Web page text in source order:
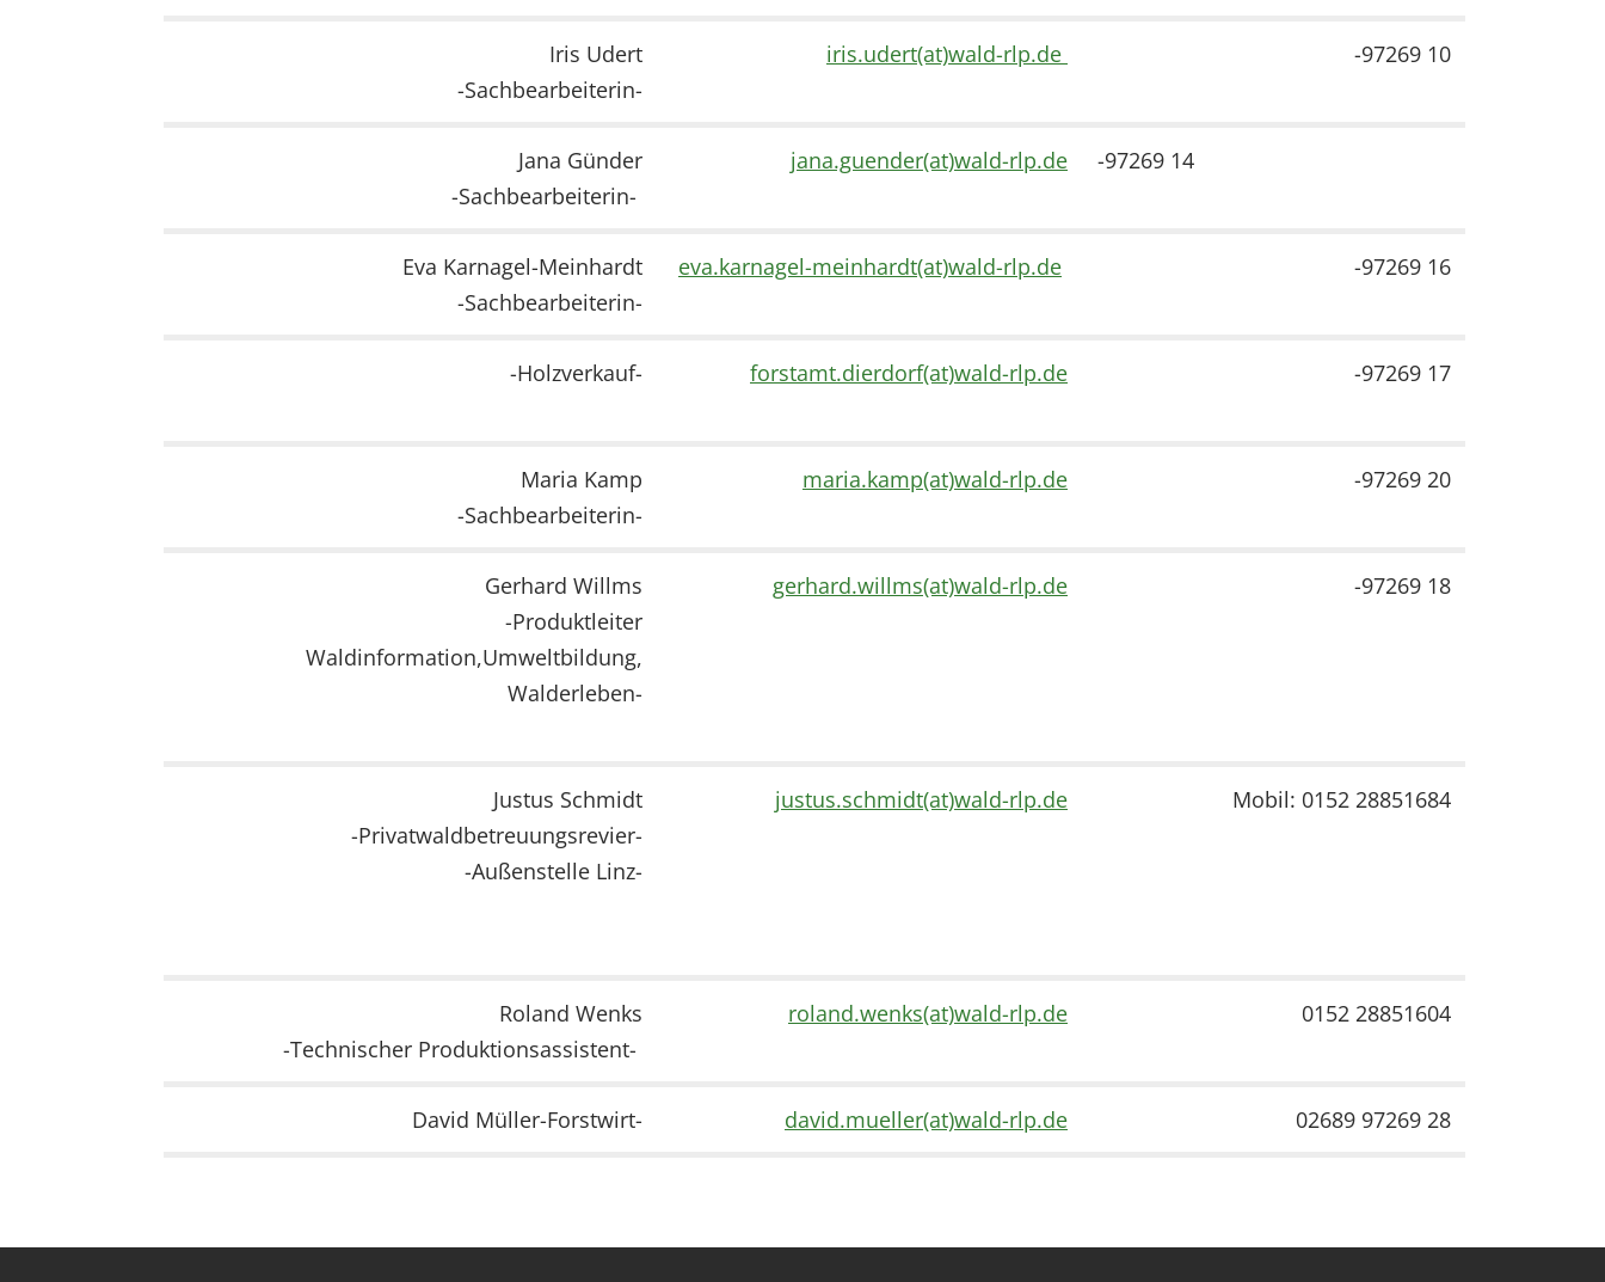
Iris Udert
-Sachbearbeiterin-
iris.udert(at)wald-rlp.de -97269 10
Jana Günder
-Sachbearbeiterin-
jana.guender(at)wald-rlp.de -97269 14
Eva Karnagel-Meinhardt
-Sachbearbeiterin-
eva.karnagel-meinhardt(at)wald-rlp.de -97269 16
-Holzverkauf- forstamt.dierdorf(at)wald-rlp.de -97269 17
Maria Kamp
-Sachbearbeiterin-
maria.kamp(at)wald-rlp.de -97269 20
Gerhard Willms
-Produktleiter
Waldinformation,Umweltbildung,
Walderleben-
gerhard.willms(at)wald-rlp.de -97269 18
Justus Schmidt
-Privatwaldbetreuungsrevier-
-Außenstelle Linz-
justus.schmidt(at)wald-rlp.de Mobil: 0152 28851684
Roland Wenks
-Technischer Produktionsassistent-
roland.wenks(at)wald-rlp.de 0152 28851604
David Müller-Forstwirt- david.mueller(at)wald-rlp.de 02689 97269 28